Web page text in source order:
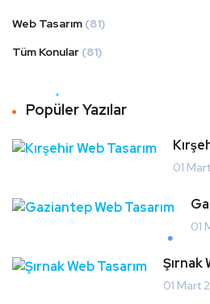
Web Tasarım (81)
Tüm Konular (81)
Popüler Yazılar
01
01
Şırnak
01 Mart